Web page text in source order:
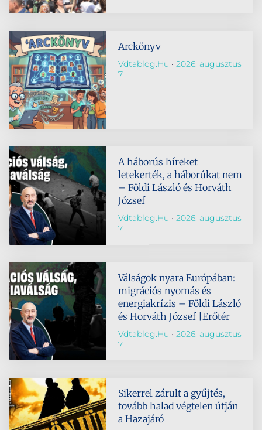
Arckönyv
Vdtablog.hu
2026. augusztus
7.
A háborús híreket
letekerték, a háborúkat nem
– Földi László és Horváth
József
Vdtablog.hu
2026. augusztus
7.
Válságok nyara Európában:
migrációs nyomás és
energiakrízis – Földi László
és Horváth József |Erőtér
Vdtablog.hu
2026. augusztus
7.
Sikerrel zárult a gyűjtés,
tovább halad végtelen útján
a Hazajáró